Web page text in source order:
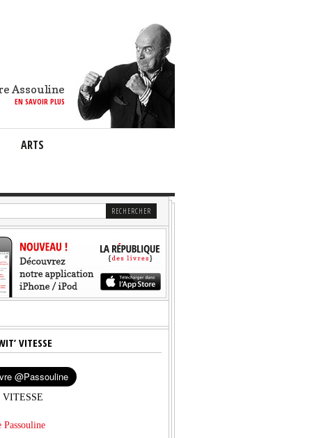
Assouline
EN SAVOIR PLUS
ARTS
VITESSE
VITESSE
Passouline